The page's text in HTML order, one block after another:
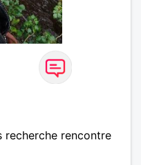
recherche rencontre